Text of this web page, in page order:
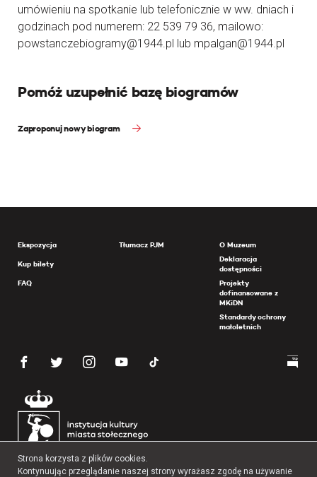
umówieniu na spotkanie lub telefonicznie w ww. dniach i
godzinach pod numerem: 22 539 79 36, mailowo:
powstanczebiogramy@1944.pl lub mpalgan@1944.pl
Pomóż uzupełnić bazę biogramów
Zaproponuj nowy biogram
Ekspozycja
Kup bilety
FAQ
Tłumacz PJM
O Muzeum
Deklaracja
dostępności
Projekty
dofinansowane z
MKiDN
Standardy ochrony
małoletnich
Strona korzysta z plików cookies.
Kontynuując przeglądanie naszej strony wyrażasz zgodę na używanie